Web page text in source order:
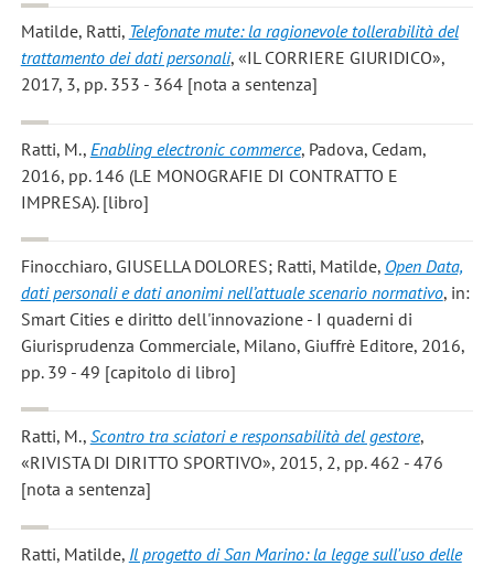
Matilde, Ratti, Telefonate mute: la ragionevole tollerabilità del
trattamento dei dati personali, «IL CORRIERE GIURIDICO»,
2017, 3, pp. 353 - 364 [nota a sentenza]
Ratti, M., Enabling electronic commerce, Padova, Cedam,
2016, pp. 146 (LE MONOGRAFIE DI CONTRATTO E
IMPRESA). [libro]
Finocchiaro, GIUSELLA DOLORES; Ratti, Matilde, Open Data,
dati personali e dati anonimi nell’attuale scenario normativo, in:
Smart Cities e diritto dell'innovazione - I quaderni di
Giurisprudenza Commerciale, Milano, Giuffrè Editore, 2016,
pp. 39 - 49 [capitolo di libro]
Ratti, M., Scontro tra sciatori e responsabilità del gestore,
«RIVISTA DI DIRITTO SPORTIVO», 2015, 2, pp. 462 - 476
[nota a sentenza]
Ratti, Matilde, Il progetto di San Marino: la legge sull'uso delle